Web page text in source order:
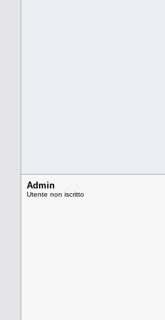
Admin
Utente non iscritto